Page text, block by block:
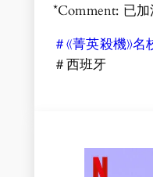
*Comment: 已
＃《菁英殺機》
＃西班牙